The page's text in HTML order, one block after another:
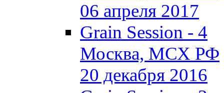
06 апреля 2017
Grain Session - 4
Москва, МСХ РФ
20 декабря 2016